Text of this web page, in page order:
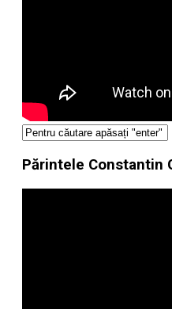
Părintele Constantin